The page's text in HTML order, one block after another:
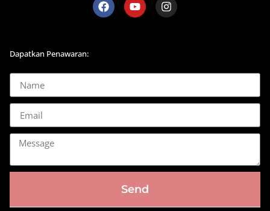
Dapatkan Penawaran:
Send